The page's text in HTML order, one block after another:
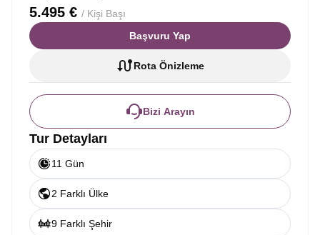
5.495 € / Kişi Başı
Başvuru Yap
Rota Önizleme
Bizi Arayın
Tur Detayları
11 Gün
2 Farklı Ülke
9 Farklı Şehir